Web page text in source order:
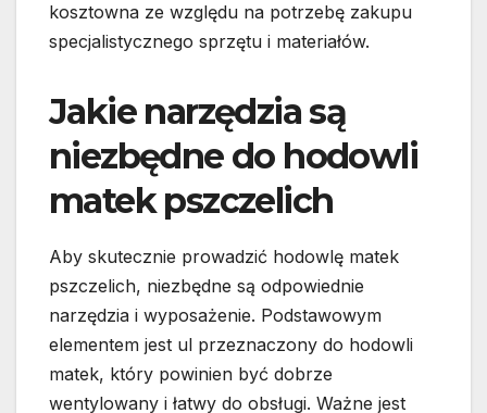
kosztowna ze względu na potrzebę zakupu
specjalistycznego sprzętu i materiałów.
Jakie narzędzia są
niezbędne do hodowli
matek pszczelich
Aby skutecznie prowadzić hodowlę matek
pszczelich, niezbędne są odpowiednie
narzędzia i wyposażenie. Podstawowym
elementem jest ul przeznaczony do hodowli
matek, który powinien być dobrze
wentylowany i łatwy do obsługi. Ważne jest